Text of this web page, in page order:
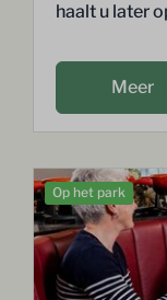
haalt u later
Meer
Op het park